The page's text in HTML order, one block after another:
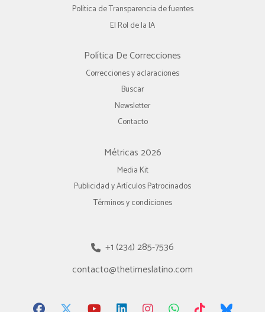
Política de Transparencia de fuentes
El Rol de la IA
Política De Correcciones
Correcciones y aclaraciones
Buscar
Newsletter
Contacto
Métricas 2026
Media Kit
Publicidad y Artículos Patrocinados
Términos y condiciones
+1 (234) 285-7536
contacto@thetimeslatino.com